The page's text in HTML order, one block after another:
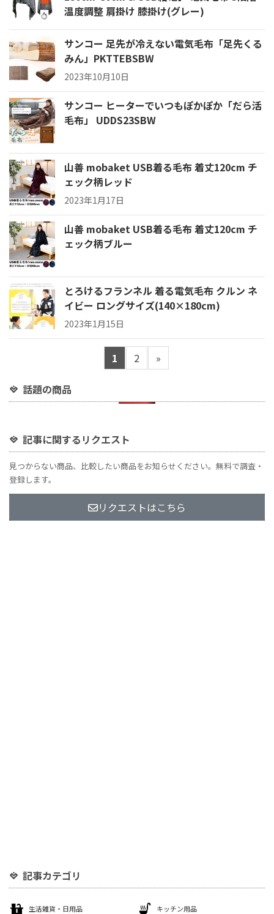
温度調整 肩掛け 膝掛け(グレー)
サンコー 足先が冷えない電気毛布「足先くる
みん」PKTTEBSBW
2023年10月10日
サンコー ヒーターでいつもぽかぽか「だら活
毛布」 UDDS23SBW
山善 mobaket USB着る毛布 着丈120cm チ
ェック柄レッド
2023年1月17日
山善 mobaket USB着る毛布 着丈120cm チ
ェック柄ブルー
とろけるフランネル 着る電気毛布 クルン ネ
イビー ロングサイズ(140×180cm)
2023年1月15日
1 2 »
話題の商品
記事に関するリクエスト
見つからない商品、比較したい商品をお知らせください。無料で調査・
登録します。
リクエストはこちら
記事カテゴリ
生活雑貨・日用品 キッチン用品